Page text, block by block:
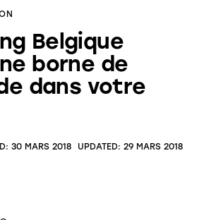
Belgique
borne de
dans votre
30 MARS 2018 UPDATED: 29 MARS 2018